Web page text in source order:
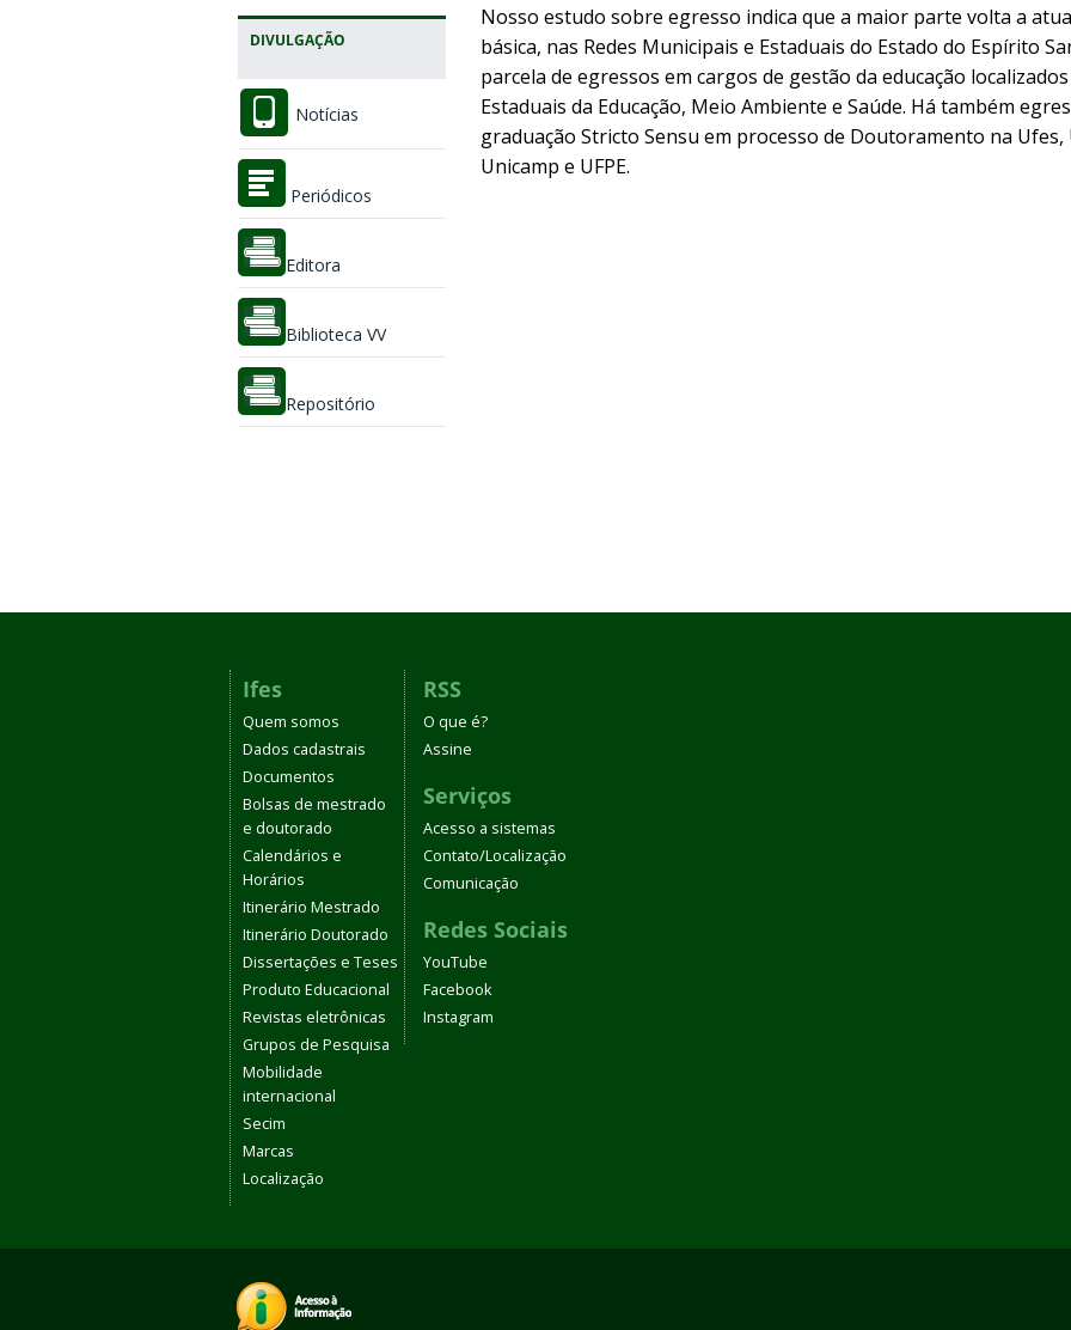
DIVULGAÇÃO
Notícias
Periódicos
Editora
Biblioteca VV
Repositório
Nosso estudo sobre egresso indica que a maior parte volta a
básica, nas Redes Municipais e Estaduais do Estado do Espírito
parcela de egressos em cargos de gestão da educação
Estaduais da Educação, Meio Ambiente e Saúde. Há também
graduação Stricto Sensu em processo de Doutoramento na Ufes,
Unicamp e UFPE.
Ifes
Quem somos
Dados cadastrais
Documentos
Bolsas de mestrado
e doutorado
Calendários e
Horários
Itinerário Mestrado
Itinerário Doutorado
Dissertações e Teses
Produto Educacional
Revistas eletrônicas
Grupos de Pesquisa
Mobilidade
internacional
Secim
Marcas
Localização
RSS
O que é?
Assine
Serviços
Acesso a sistemas
Contato/Localização
Comunicação
Redes Sociais
YouTube
Facebook
Instagram